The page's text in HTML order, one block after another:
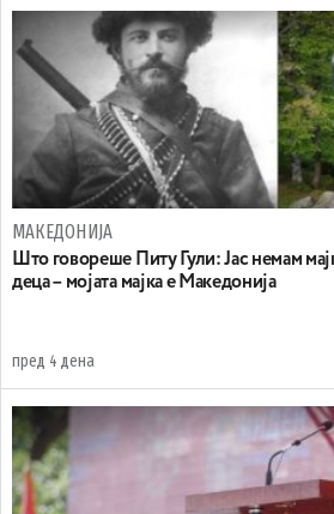
МАКЕДОНИЈА
Што говореше Питу Гули: Јас немам
деца – мојата мајка е Македонија
пред 4 дена